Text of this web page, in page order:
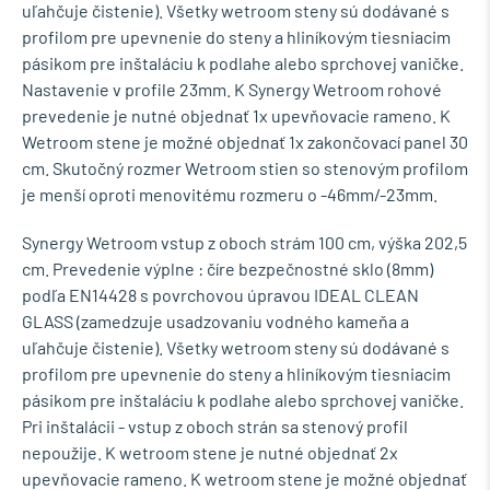
uľahčuje čistenie). Všetky wetroom steny sú dodávané s
profilom pre upevnenie do steny a hliníkovým tiesniacim
pásikom pre inštaláciu k podlahe alebo sprchovej vaničke.
Nastavenie v profile 23mm. K Synergy Wetroom rohové
prevedenie je nutné objednať 1x upevňovacie rameno. K
Wetroom stene je možné objednať 1x zakončovací panel 30
cm. Skutočný rozmer Wetroom stien so stenovým profilom
je menší oproti menovitému rozmeru o -46mm/-23mm.
Synergy Wetroom vstup z oboch strám 100 cm, výška 202,5
cm. Prevedenie výplne : číre bezpečnostné sklo (8mm)
podľa EN14428 s povrchovou úpravou IDEAL CLEAN
GLASS (zamedzuje usadzovaniu vodného kameňa a
uľahčuje čistenie). Všetky wetroom steny sú dodávané s
profilom pre upevnenie do steny a hliníkovým tiesniacim
pásikom pre inštaláciu k podlahe alebo sprchovej vaničke.
Pri inštalácii - vstup z oboch strán sa stenový profil
nepoužije. K wetroom stene je nutné objednať 2x
upevňovacie rameno. K wetroom stene je možné objednať